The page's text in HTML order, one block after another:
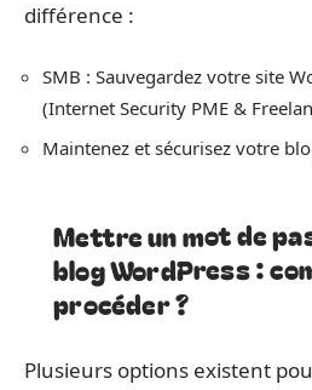
différence :
SMB : Sauvegardez votre site
(Internet Security PME &
Maintenez et sécurisez votre
Mettre un mot de
blog WordPress :
procéder ?
Plusieurs options existent